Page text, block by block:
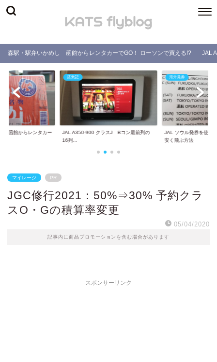
森駅・駅弁いかめし 函館からレンタカーでGO！ ローソンで買える!? JAL
函館からレンタカー
搭乗記
JAL A350-900 クラスJ Bコン最前列の
16列...
海外発券
JAL ソウル発券を使っ
安く飛ぶ方法
マイレージ PR
JGC修行2021：50%⇒30% 予約クラ
スO・Gの積算率変更
05/04/2020
記事内に商品プロモーションを含む場合があります
スポンサーリンク